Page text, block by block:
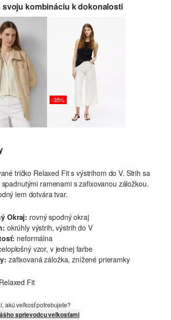
svoju kombináciu k dokonalosti
-35%
tričko Relaxed Fit s výstrihom do V. Strih sa
ramenami s zafixovanou záložkou.
lem dotvára tvar.
Okraj: rovný spodný okraj
okrúhly výstrih, výstrih do V
neformálna
vzor, v jednej farbe
zafixovaná záložka, znížené prieramky
Relaxed Fit
akú veľkosť potrebujete?
sprievodcu veľkosťami